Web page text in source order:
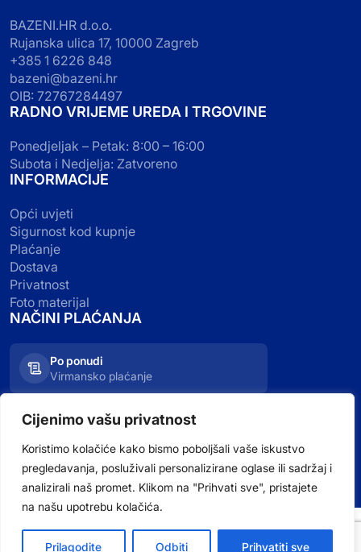
Cijenimo vašu privatnost
Koristimo kolačiće kako bismo poboljšali vaše iskustvo
pregledavanja, posluživali personalizirane oglase ili sadržaj i
analizirali naš promet. Klikom na "Prihvati sve", pristajete
na našu upotrebu kolačića.
Prilagodite Odbiti Prihvatiti sve
BAZENI.HR d.o.o.
Rujanska ulica 17, 10000 Zagreb
+385 1 6226 848
bazeni@bazeni.hr
OIB: 72767284497
RADNO VRIJEME UREDA I TRGOVINE
Ponedjeljak – Petak: 8:00 – 16:00
Subota i Nedjelja: Zatvoreno
INFORMACIJE
Opći uvjeti
Sigurnost kod kupnje
Plaćanje
Dostava
Privatnost
Foto materijal
NAČINI PLAĆANJA
Po ponudi
Virmansko plaćanje
Kartično plaćanje
Visa, Mastercard, Maestro